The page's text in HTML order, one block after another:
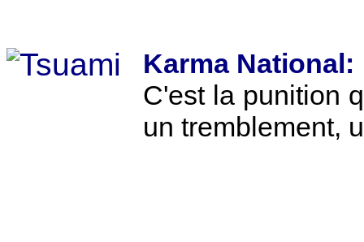
Karma National:
C'est la punition
un tremblement,